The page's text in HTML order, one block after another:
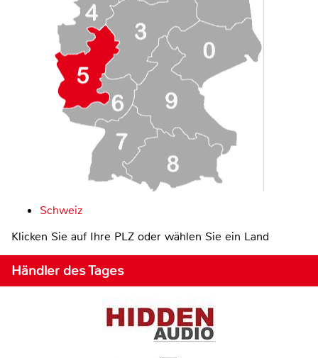
Schweiz
Klicken Sie auf Ihre PLZ oder wählen Sie ein Land
Händler des Tages